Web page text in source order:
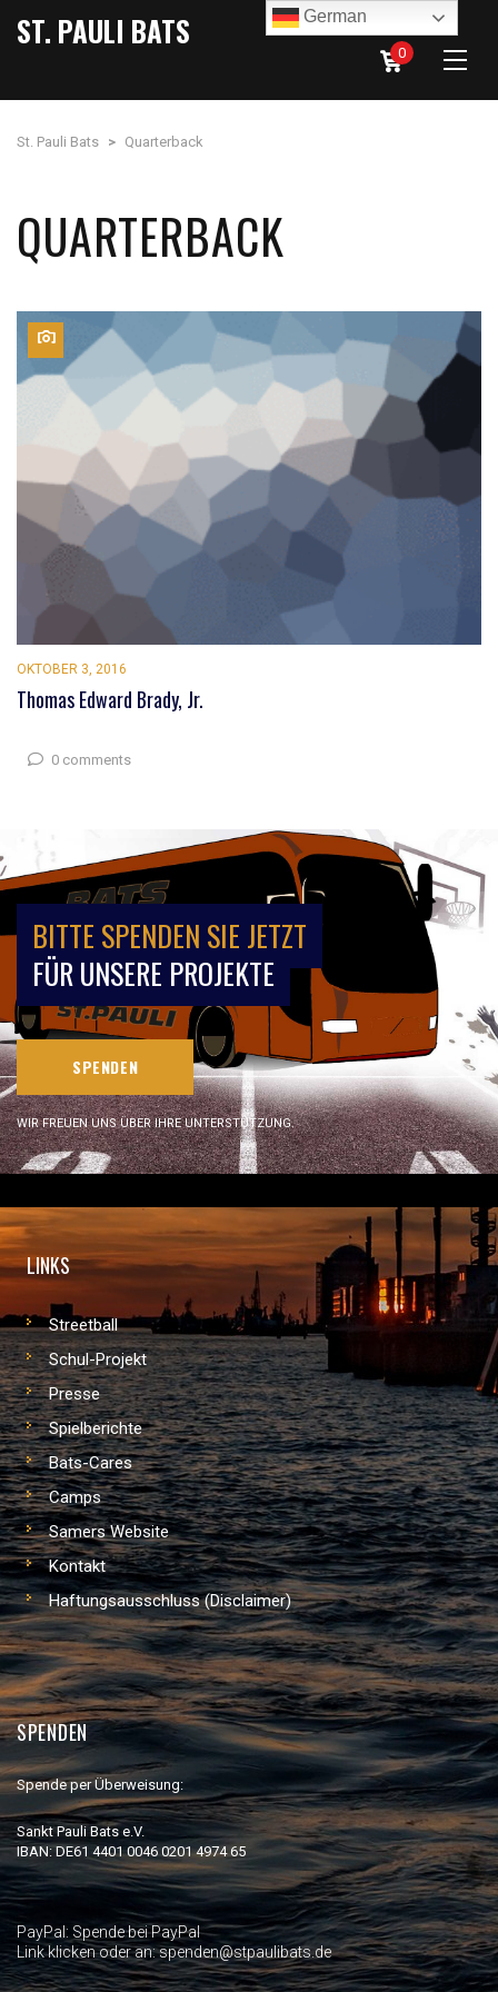
ST. PAULI BATS
0
St. Pauli Bats > Quarterback
QUARTERBACK
OKTOBER 3, 2016
Thomas Edward Brady, Jr.
0 comments
BITTE SPENDEN SIE JETZT
FÜR UNSERE PROJEKTE
SPENDEN
WIR FREUEN UNS ÜBER IHRE UNTERSTÜTZUNG.
LINKS
Streetball
Schul-Projekt
Presse
Spielberichte
Bats-Cares
Camps
Samers Website
Kontakt
Haftungsausschluss (Disclaimer)
SPENDEN
Spende per Überweisung:
Sankt Pauli Bats e.V.
IBAN: DE61 4401 0046 0201 4974 65
PayPal: Spende bei PayPal
Link klicken oder an: spenden@stpaulibats.de
German